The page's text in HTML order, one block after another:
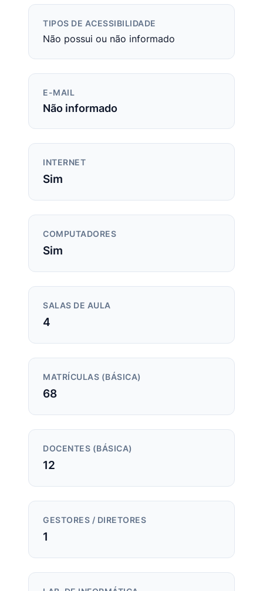
TIPOS DE ACESSIBILIDADE
Não possui ou não informado
E-MAIL
Não informado
INTERNET
Sim
COMPUTADORES
Sim
SALAS DE AULA
4
MATRÍCULAS (BÁSICA)
68
DOCENTES (BÁSICA)
12
GESTORES / DIRETORES
1